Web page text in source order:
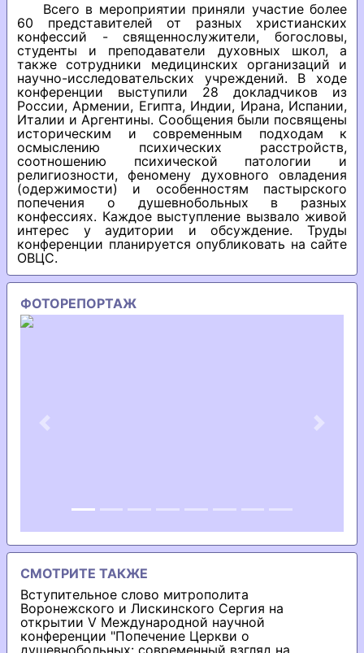
Всего в мероприятии приняли участие более
60 представителей от разных христианских
конфессий - священнослужители, богословы,
студенты и преподаватели духовных школ, а
также сотрудники медицинских организаций и
научно-исследовательских учреждений. В ходе
конференции выступили 28 докладчиков из
России, Армении, Египта, Индии, Ирана, Испании,
Италии и Аргентины. Сообщения были посвящены
историческим и современным подходам к
осмыслению психических расстройств,
соотношению психической патологии и
религиозности, феномену духовного овладения
(одержимости) и особенностям пастырского
попечения о душевнобольных в разных
конфессиях. Каждое выступление вызвало живой
интерес у аудитории и обсуждение. Труды
конференции планируется опубликовать на сайте
ОВЦС.
ФОТОРЕПОРТАЖ
Previous Next
СМОТРИТЕ ТАКЖЕ
Вступительное слово митрополита
Воронежского и Лискинского Сергия на
открытии V Международной научной
конференции "Попечение Церкви о
душевнобольных: современный взгляд на